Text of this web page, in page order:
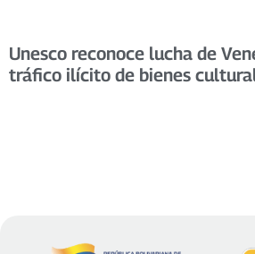
Unesco reconoce lucha de
tráfico ilícito de bienes